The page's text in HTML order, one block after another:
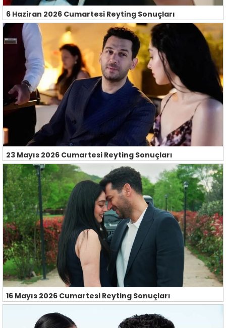
6 Haziran 2026 Cumartesi Reyting Sonuçları
23 Mayıs 2026 Cumartesi Reyting Sonuçları
16 Mayıs 2026 Cumartesi Reyting Sonuçları